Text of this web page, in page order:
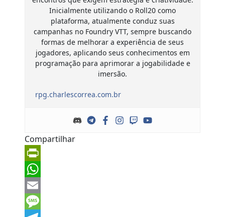
Inicialmente utilizando o Roll20 como
plataforma, atualmente conduz suas
campanhas no Foundry VTT, sempre buscando
formas de melhorar a experiência de seus
jogadores, aplicando seus conhecimentos em
programação para aprimorar a jogabilidade e
imersão.
rpg.charlescorrea.com.br
Compartilhar
PrintFriendly
WhatsApp
Email